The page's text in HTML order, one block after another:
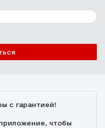
с гарантией!
чтобы